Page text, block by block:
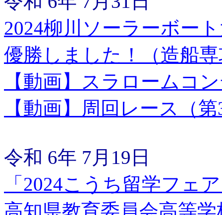
2024柳川ソーラーボー
優勝しました！（造船
【動画】スラロームコ
【動画】周回レース（
令和 6年 7月19日
「2024こうち留学フェ